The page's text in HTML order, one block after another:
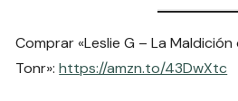
Comprar «Leslie G – La Maldición
Tonr»:https://amzn.to/43DwXtc